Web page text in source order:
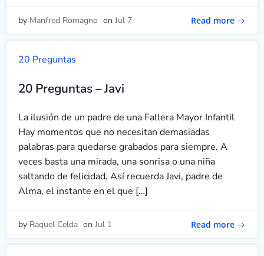
by Manfred Romagno on Jul 7 Read more
20 Preguntas
20 Preguntas – Javi
La ilusión de un padre de una Fallera Mayor Infantil
Hay momentos que no necesitan demasiadas
palabras para quedarse grabados para siempre. A
veces basta una mirada, una sonrisa o una niña
saltando de felicidad. Así recuerda Javi, padre de
Alma, el instante en el que […]
by Raquel Celda on Jul 1 Read more